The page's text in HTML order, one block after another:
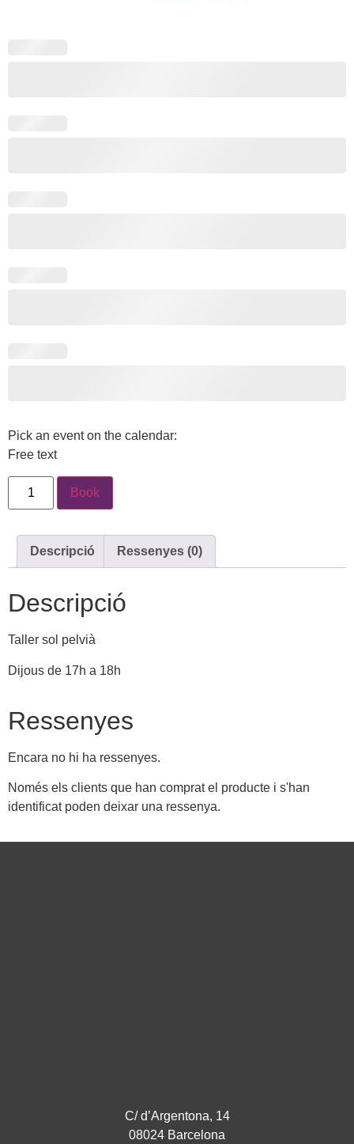
Pick an event on the calendar:
Free text
Book
Descripció Ressenyes (0)
Descripció
Taller sol pelvià
Dijous de 17h a 18h
Ressenyes
Encara no hi ha ressenyes.
Només els clients que han comprat el producte i s'han
identificat poden deixar una ressenya.
C/ d’Argentona, 14
08024 Barcelona